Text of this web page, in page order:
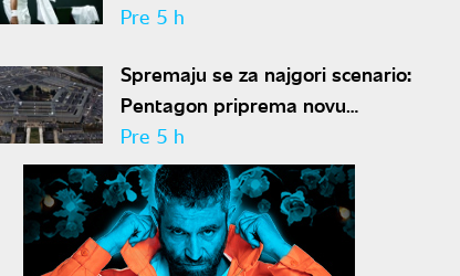
sve stariji, zato nam predlaže
Pre 5 h
Spremaju se za najgori scenario:
Pentagon priprema novu
nuklearnu strategiju za
eventualni sukob sa Rusijom i
Kinom
Pre 5 h